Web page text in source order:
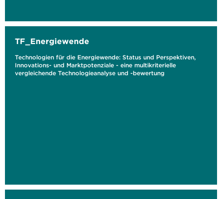
TF_Energiewende
Technologien für die Energiewende: Status und Perspektiven,
Innovations- und Marktpotenziale - eine multikriterielle
vergleichende Technologieanalyse und -bewertung